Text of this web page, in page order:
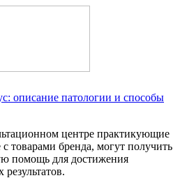
описание патологии и способы
центре практикующие
товарами бренда, могут получить
помощь для достижения